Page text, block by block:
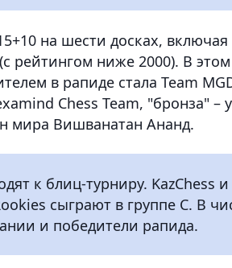
на шести досках, включая
ниже 2000). В этом
в рапиде стала Team
Chess Team, "бронза" –
мира Вишванатан Ананд.
к блиц-турниру. KazChess
сыграют в группе C. В
и победители рапида.